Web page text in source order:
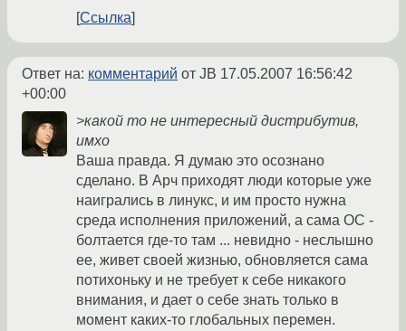
Ссылка
Ответ на: комментарий от JB 17.05.2007 16:56:42
+00:00
>какой то не интересный дистрибутив,
имхо
Ваша правда. Я думаю это осознано
сделано. В Арч приходят люди которые уже
наигрались в линукс, и им просто нужна
среда исполнения приложений, а сама ОС -
болтается где-то там ... невидно - неслышно
ее, живет своей жизнью, обновляется сама
потихоньку и не требует к себе никакого
внимания, и дает о себе знать только в
момент каких-то глобальных перемен.